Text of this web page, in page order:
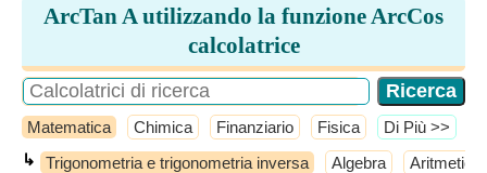
ArcTan A utilizzando la funzione ArcCos
calcolatrice
Matematica Chimica Finanziario Fisica ​Di Più >>
↳ Trigonometria e trigonometria inversa Algebra Aritmetica